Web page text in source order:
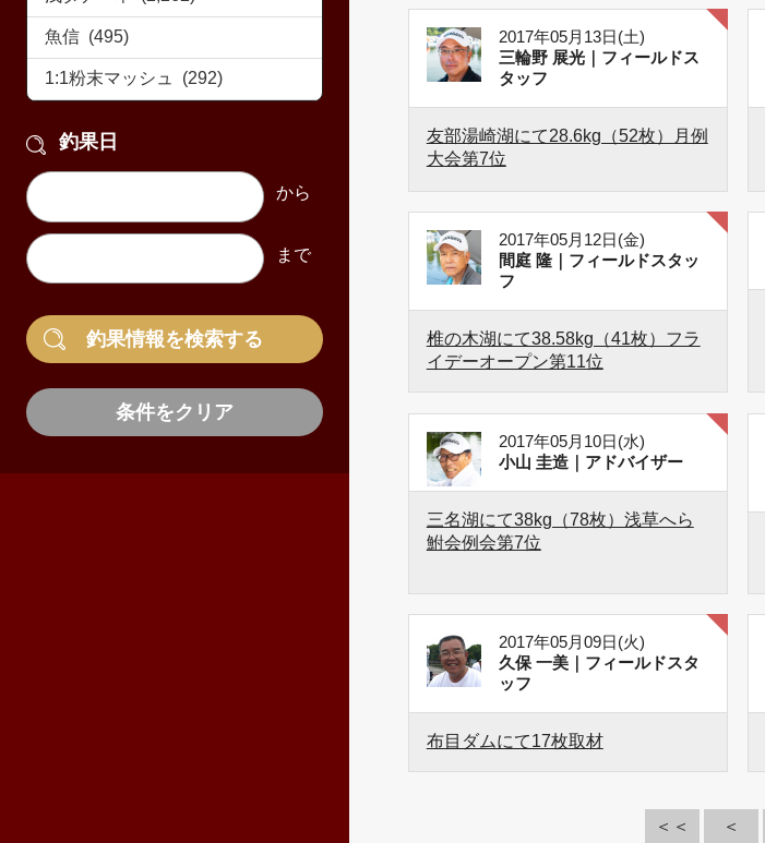
釣果日
条件をクリア
2017年05月13日(土)
三輪野 展光｜フィールドス
タッフ
友部湯崎湖にて28.6kg（52枚）月例
大会第7位
2017年05月12日(金)
間庭 隆｜フィールドスタッ
フ
椎の木湖にて38.58kg（41枚）フラ
イデーオープン第11位
2017年05月10日(水)
小山 圭造｜アドバイザー
三名湖にて38kg（78枚）浅草へら
鮒会例会第7位
2017年05月09日(火)
久保 一美｜フィールドスタ
ッフ
布目ダムにて17枚取材
＜＜ ＜